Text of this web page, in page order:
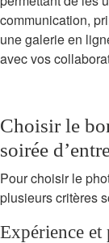
communication,
une galerie en
avec vos
Choisir le
soirée
Pour choisir le
plusieurs critères
Expérience